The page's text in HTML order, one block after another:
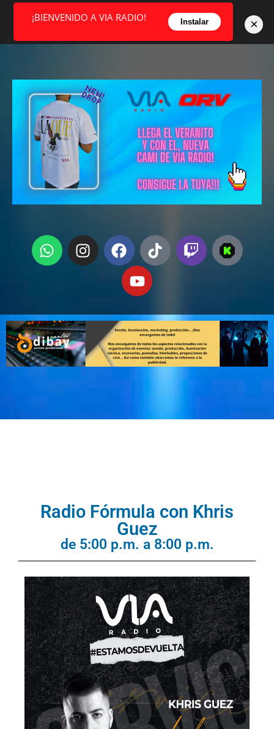
Radio Fórmula con Khris
Guez
de 5:00 p.m. a 8:00 p.m.
¡BIENVENIDO A VIA RADIO! Instalar ×